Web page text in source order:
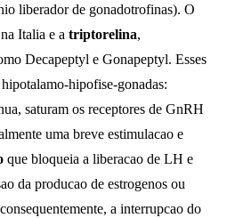
liberador de gonadotrofinas). O
Italia e a triptorelina,
Decapeptyl e Gonapeptyl. Esses
hipofise-gonadas:
saturam os receptores de GnRH
uma breve estimulacao e
que bloqueia a liberacao de LH e
da producao de estrogenos ou
a interrupcao do